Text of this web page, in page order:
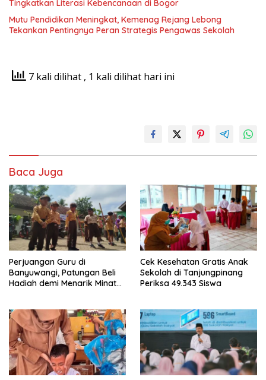
Tingkatkan Literasi Kebencanaan di Bogor
Mutu Pendidikan Meningkat, Kemenag Rejang Lebong
Tekankan Pentingnya Peran Strategis Pengawas Sekolah
7 kali dilihat , 1 kali dilihat hari ini
Baca Juga
Perjuangan Guru di
Banyuwangi, Patungan Beli
Hadiah demi Menarik Minat
Cek Kesehatan Gratis Anak
Sekolah di Tanjungpinang
Periksa 49.343 Siswa